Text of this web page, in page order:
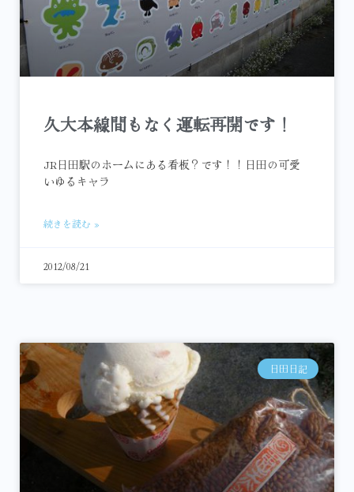
久大本線間もなく運転再開です！
JR日田駅のホームにある看板？です！！日田の可愛
いゆるキャラ
続きを読む »
2012/08/21
日田日記